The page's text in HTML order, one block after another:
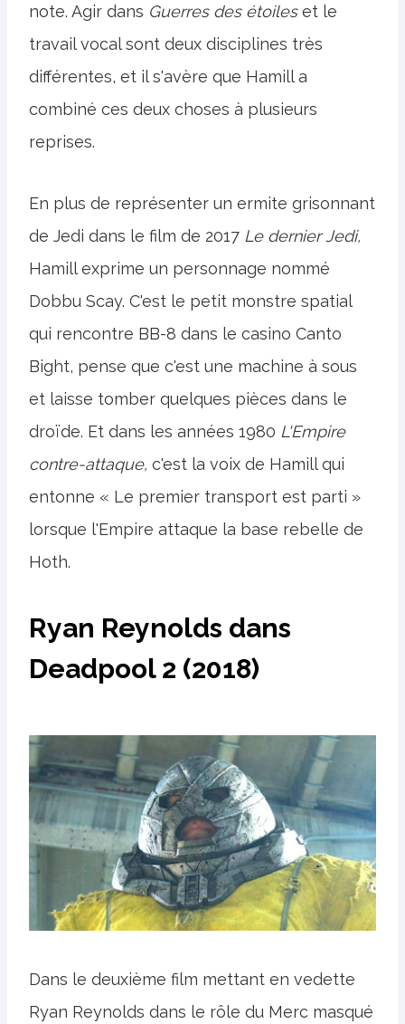
note. Agir dans Guerres des étoileset le
travail vocal sont deux disciplines très
différentes, et il s'avère que Hamill a
combiné ces deux choses à plusieurs
reprises.
En plus de représenter un ermite grisonnant
de Jedi dans le film de 2017 Le dernier Jedi,
Hamill exprime un personnage nommé
Dobbu Scay. C'est le petit monstre spatial
qui rencontre BB-8 dans le casino Canto
Bight, pense que c'est une machine à sous
et laisse tomber quelques pièces dans le
droïde. Et dans les années 1980 L'Empire
contre-attaque, c'est la voix de Hamill qui
entonne « Le premier transport est parti »
lorsque l'Empire attaque la base rebelle de
Hoth.
Ryan Reynolds dans
Deadpool 2 (2018)
Dans le deuxième film mettant en vedette
Ryan Reynolds dans le rôle du Merc masqué